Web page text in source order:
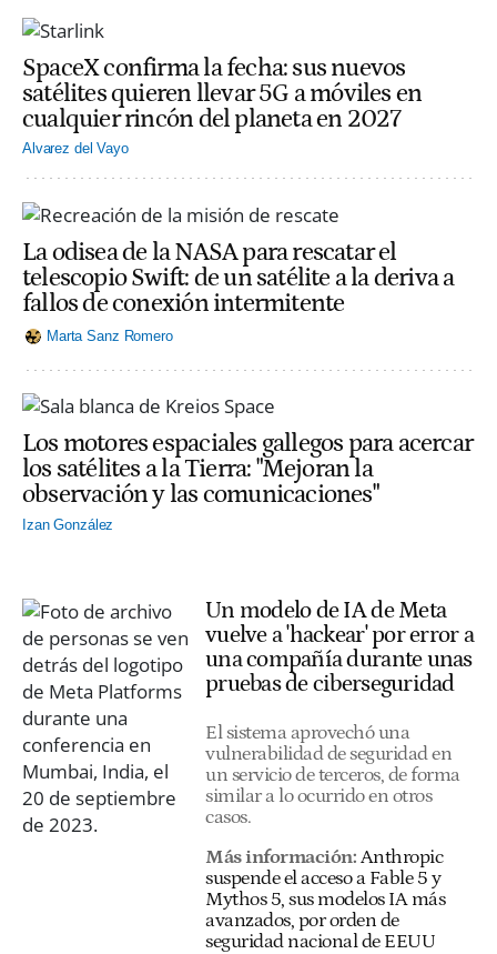
SpaceX confirma la fecha: sus nuevos
satélites quieren llevar 5G a móviles en
cualquier rincón del planeta en 2027
Alvarez del Vayo
La odisea de la NASA para rescatar el
telescopio Swift: de un satélite a la deriva a
fallos de conexión intermitente
Marta Sanz Romero
Los motores espaciales gallegos para acercar
los satélites a la Tierra: "Mejoran la
observación y las comunicaciones"
Izan González
Un modelo de IA de Meta
vuelve a 'hackear' por error a
una compañía durante unas
pruebas de ciberseguridad
El sistema aprovechó una
vulnerabilidad de seguridad en
un servicio de terceros, de forma
similar a lo ocurrido en otros
casos.
Más información: Anthropic
suspende el acceso a Fable 5 y
Mythos 5, sus modelos IA más
avanzados, por orden de
seguridad nacional de EEUU